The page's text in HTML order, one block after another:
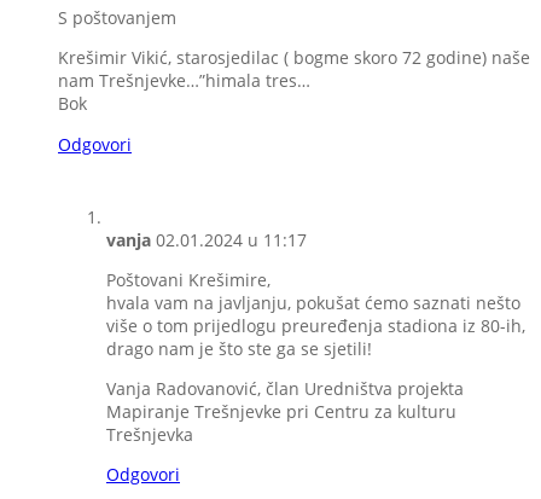
S poštovanjem
Krešimir Vikić, starosjedilac ( bogme skoro 72 godine) naše
nam Trešnjevke…”himala tres…
Bok
Odgovori
vanja 02.01.2024 u 11:17
Poštovani Krešimire,
hvala vam na javljanju, pokušat ćemo saznati nešto
više o tom prijedlogu preuređenja stadiona iz 80-ih,
drago nam je što ste ga se sjetili!
Vanja Radovanović, član Uredništva projekta
Mapiranje Trešnjevke pri Centru za kulturu
Trešnjevka
Odgovori